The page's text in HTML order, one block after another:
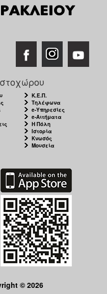
Κ.Ε.Π.
Τηλέφωνα
e-Υπηρεσίες
e-Αιτήματα
Η Πόλη
Ιστορία
Κνωσός
Μουσεία
© 2026